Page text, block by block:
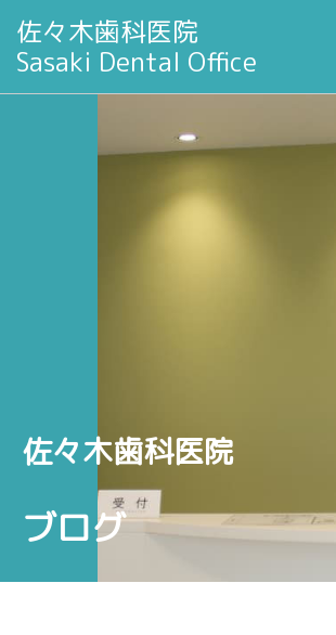
佐々木歯科医院
Sasaki Dental Office
佐々木歯科医院
ブログ